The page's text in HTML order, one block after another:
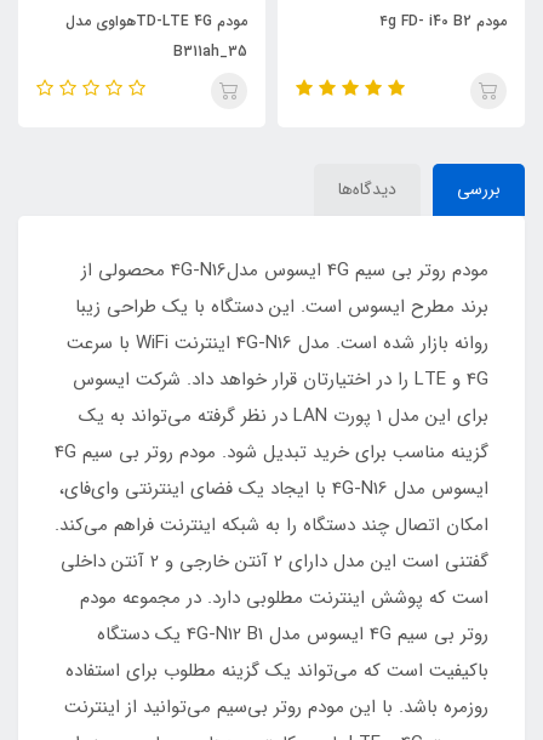
X50 5G
بررسی دیدگاه‌ها
مودم روتر بی سیم 4G ایسوس مدل4G-N16 محصولی از
برند مطرح ایسوس است. این دستگاه با یک طراحی زیبا
روانه بازار شده است. مدل 4G-N16 اینترنت WiFi با سرعت
4G و LTE را در اختیارتان قرار خواهد داد. شرکت ایسوس
برای این مدل 1 پورت LAN در نظر گرفته می‌تواند به یک
گزینه مناسب برای خرید تبدیل شود. مودم روتر بی سیم 4G
ایسوس مدل 4G-N16 با ایجاد یک فضای اینترنتی وای‌فای،
امکان اتصال چند دستگاه را به شبکه اینترنت فراهم می‌کند.
گفتنی است این مدل دارای 2 آنتن خارجی و 2 آنتن داخلی
است که پوشش اینترنت مطلوبی دارد. در مجموعه مودم
روتر بی سیم 4G ایسوس مدل 4G-N12 B1 یک دستگاه
باکیفیت است که می‌تواند یک گزینه مطلوب برای استفاده
روزمره باشد. با این مودم روتر بی‌‌سیم می‌توانید از اینترنت